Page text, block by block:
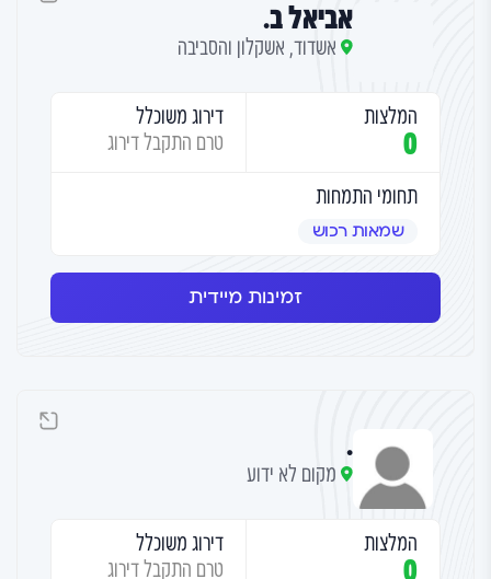
אביאל ב.
אשדוד, אשקלון והסביבה
המלצות
0
דירוג משוכלל
טרם התקבל דירוג
תחומי התמחות
שמאות רכוש
זמינות מיידית
.
מקום לא ידוע
המלצות
0
דירוג משוכלל
טרם התקבל דירוג